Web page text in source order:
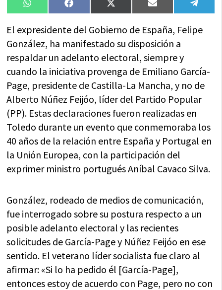
Compartir
en
WhatsAppCompartir
en
FacebookCompartir
en
X
(Twitter)
Compartir
en
Email
en
El expresidente del Gobierno de España, Felipe
González, ha manifestado su disposición a
respaldar un adelanto electoral, siempre y
cuando la iniciativa provenga de Emiliano García-
Page, presidente de Castilla-La Mancha, y no de
Alberto Núñez Feijóo, líder del Partido Popular
(PP). Estas declaraciones fueron realizadas en
Toledo durante un evento que conmemoraba los
40 años de la relación entre España y Portugal en
la Unión Europea, con la participación del
exprimer ministro portugués Aníbal Cavaco Silva.
González, rodeado de medios de comunicación,
fue interrogado sobre su postura respecto a un
posible adelanto electoral y las recientes
solicitudes de García-Page y Núñez Feijóo en ese
sentido. El veterano líder socialista fue claro al
afirmar: «Si lo ha pedido él [García-Page],
entonces estoy de acuerdo con Page, pero no con